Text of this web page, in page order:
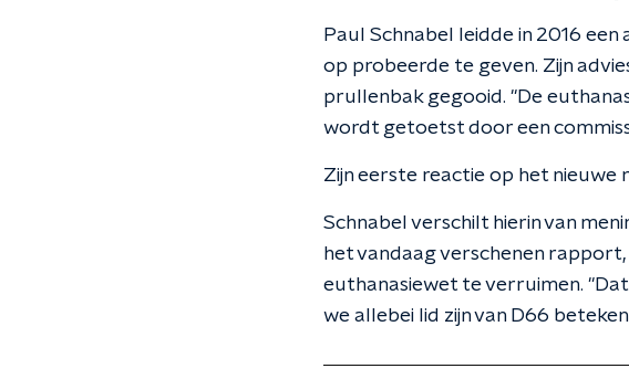
Paul Schnabel leidde in 2016
op probeerde te geven. Zijn
prullenbak gegooid. "De
wordt getoetst door een
Zijn eerste reactie op het nieuwe
Schnabel verschilt hierin van
het vandaag verschenen
euthanasiewet te verruimen.
we allebei lid zijn van D66